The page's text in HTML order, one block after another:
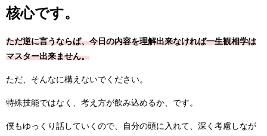
核心です。
ただ逆に言うならば、今日の内容を理解出来なければ一生観相学は
マスター出来ません。
ただ、そんなに構えないでください。
特殊技能ではなく、考え方が飲み込めるか、です。
僕もゆっくり話していくので、自分の頭に入れて、深く考慮しなが